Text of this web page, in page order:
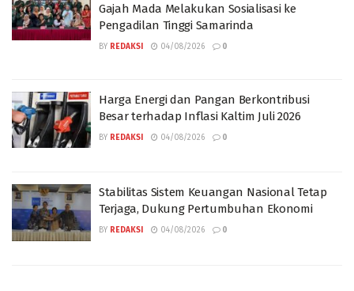
Gajah Mada Melakukan Sosialisasi ke
Pengadilan Tinggi Samarinda
BY REDAKSI 04/08/2026 0
Harga Energi dan Pangan Berkontribusi
Besar terhadap Inflasi Kaltim Juli 2026
BY REDAKSI 04/08/2026 0
Stabilitas Sistem Keuangan Nasional Tetap
Terjaga, Dukung Pertumbuhan Ekonomi
BY REDAKSI 04/08/2026 0